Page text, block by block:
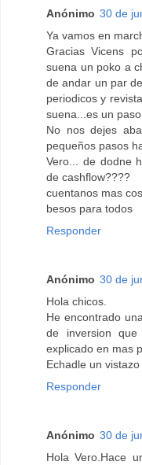
Anónimo 30 de
Ya vamos en
Gracias Vicens
suena un poko a
de andar un par
periodicos y
suena...es un paso
No nos dejes
pequeños pasos
Vero... de dodne
de cashflow????
cuentanos mas
besos para todos
Responder
Anónimo 30 de
Hola chicos.
He encontrado
de inversion
explicado en mas
Echadle un
Responder
Anónimo 30 de
Hola Vero.Hace